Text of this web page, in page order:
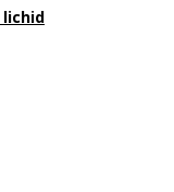
lichid